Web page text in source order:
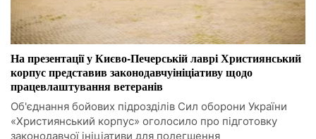
На презентації у Києво-Печерській лаврі Християнський
корпус представив законодавчуініціативу щодо
працевлаштування ветеранів
Об'єднання бойових підрозділів Сил оборони України
«Християнський корпус» оголосило про підготовку
законодавчої ініціативи для полегшення